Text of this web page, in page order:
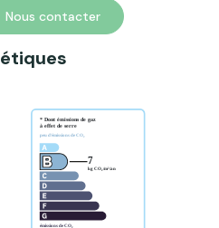
Nous contacter